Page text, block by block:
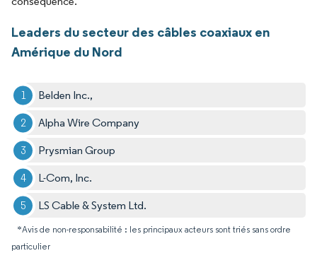
Leaders du secteur des câbles coaxiaux en
Amérique du Nord
Belden Inc.,
Alpha Wire Company
Prysmian Group
L-Com, Inc.
LS Cable & System Ltd.
*Avis de non-responsabilité : les principaux acteurs sont triés sans ordre
particulier